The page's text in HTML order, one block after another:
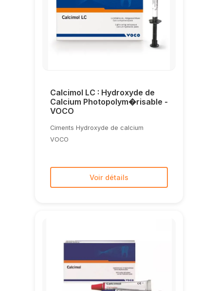
Calcimol LC : Hydroxyde de
Calcium Photopolym�risable -
VOCO
Ciments Hydroxyde de calcium
VOCO
Voir détails